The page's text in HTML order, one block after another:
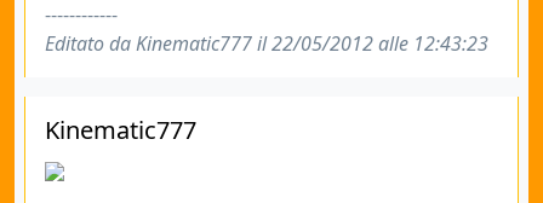
------------
Editato da Kinematic777 il 22/05/2012 alle 12:43:23
Kinematic777